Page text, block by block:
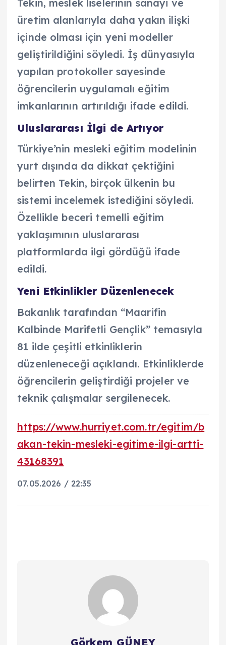
Tekin, meslek liselerinin sanayi ve
üretim alanlarıyla daha yakın ilişki
içinde olması için yeni modeller
geliştirildiğini söyledi. İş dünyasıyla
yapılan protokoller sayesinde
öğrencilerin uygulamalı eğitim
imkanlarının artırıldığı ifade edildi.
Uluslararası İlgi de Artıyor
Türkiye’nin mesleki eğitim modelinin
yurt dışında da dikkat çektiğini
belirten Tekin, birçok ülkenin bu
sistemi incelemek istediğini söyledi.
Özellikle beceri temelli eğitim
yaklaşımının uluslararası
platformlarda ilgi gördüğü ifade
edildi.
Yeni Etkinlikler Düzenlenecek
Bakanlık tarafından “Maarifin
Kalbinde Marifetli Gençlik” temasıyla
81 ilde çeşitli etkinliklerin
düzenleneceği açıklandı. Etkinliklerde
öğrencilerin geliştirdiği projeler ve
teknik çalışmalar sergilenecek.
https://www.hurriyet.com.tr/egitim/b
akan-tekin-mesleki-egitime-ilgi-artti-
43168391
07.05.2026 / 22:35
Görkem GÜNEY